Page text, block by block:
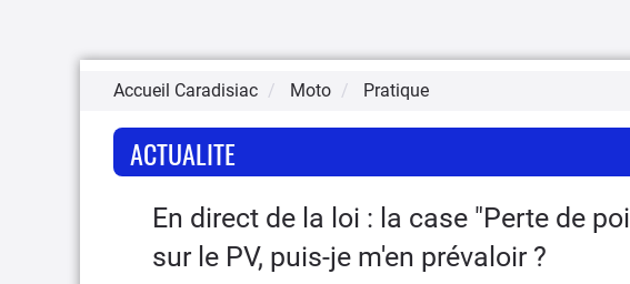
Accueil Caradisiac Moto Pratique
ACTUALITE
En direct de la loi : la case "Perte de
sur le PV, puis-je m'en prévaloir ?